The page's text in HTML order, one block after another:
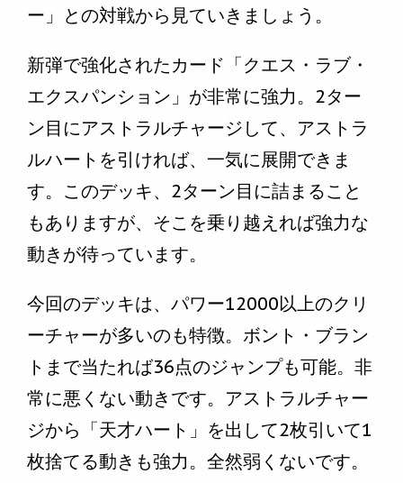
ー」との対戦から見ていきましょう。
新弾で強化されたカード「クエス・ラブ・
エクスパンション」が非常に強力。2ター
ン目にアストラルチャージして、アストラ
ルハートを引ければ、一気に展開できま
す。このデッキ、2ターン目に詰まること
もありますが、そこを乗り越えれば強力な
動きが待っています。
今回のデッキは、パワー12000以上のクリ
ーチャーが多いのも特徴。ボント・ブラン
トまで当たれば36点のジャンプも可能。非
常に悪くない動きです。アストラルチャー
ジから「天才ハート」を出して2枚引いて1
枚捨てる動きも強力。全然弱くないです。